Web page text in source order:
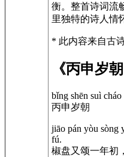
衡。整首诗词流
里独特的诗人情
* 此内容来自古
《丙申岁
bǐng shēn suì cháo
丙申岁朝
jiāo pán yòu sòng
fú.
椒盘又颂一年初